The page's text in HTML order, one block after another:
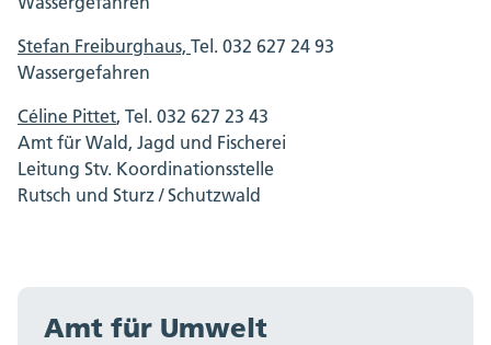
(docx, 28 KB)
K Vorlage Schwachstellentabelle (xlsx, 34
KB)
L Vorlage Massnahmentabelle (xlsx, 33 KB)
28 KB)
Stefan Freiburghaus, Tel. 032 627 24 93
Wassergefahren
Céline Pittet, Tel. 032 627 23 43
Amt für Wald, Jagd und Fischerei
Leitung Stv. Koordinationsstelle
Rutsch und Sturz / Schutzwald
Amt für Umwelt